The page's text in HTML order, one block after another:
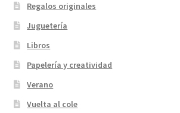
Regalos originales
Juguetería
Libros
Papelería y creatividad
Verano
Vuelta al cole